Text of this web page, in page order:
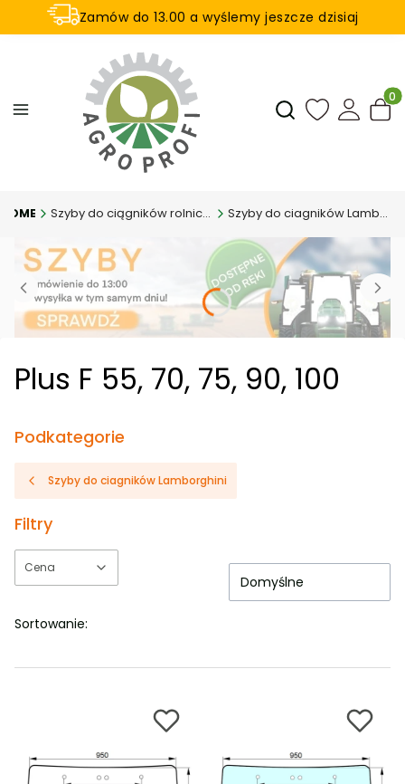
Zamów do 13.00 a wyślemy jeszcze dzisiaj
U nas na zwrot aż 21 dni
Otwórz
Szyby do ciągników rolniczych Szyby do ciagników Lamborghini
Plus F 55, 70, 75, 90, 100
Podkategorie
Szyby do ciagników Lamborghini
Filtry
Cena
Sortowanie:
Domyślne